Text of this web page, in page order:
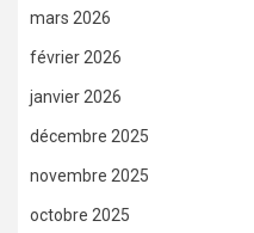
mars 2026
février 2026
janvier 2026
décembre 2025
novembre 2025
octobre 2025